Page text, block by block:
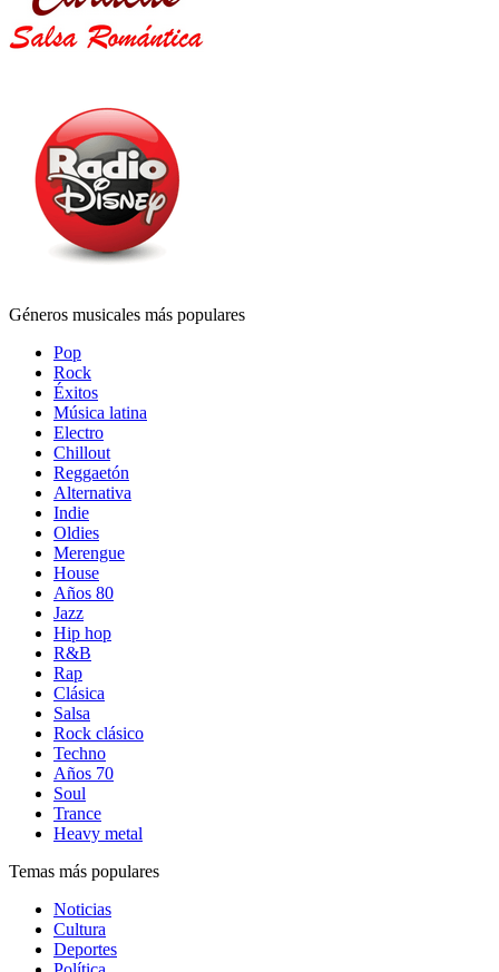
Géneros musicales más populares
Pop
Rock
Éxitos
Música latina
Electro
Chillout
Reggaetón
Alternativa
Indie
Oldies
Merengue
House
Años 80
Jazz
Hip hop
R&B
Rap
Clásica
Salsa
Rock clásico
Techno
Años 70
Soul
Trance
Heavy metal
Temas más populares
Noticias
Cultura
Deportes